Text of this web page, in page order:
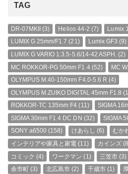
TAG
DR-07MKII(3) Helios 44-2 (7) Lumix
LUMIX G 25mm/F1.7 (21) Lumix GF3 (9)
LUMIX G VARIO 1:3.5-5.6/14-42 ASPH. (2)
MC ROKKOR-PG 50mm F1.4(52) MC
OLYMPUS M.40-150mm F4.0-5.6 R (4)
OLYMPUS M.ZUIKO DIGITAL 45mm F1.8
ROKKOR-TC 135mm F4 (11) SIGMA
SIGMA 30mm F1.4 DC DN (32) SIGMA
SONY a6500 (158) けあらし (6) むか
インテリアや家具と家電 (11) カインズ
コミック (4) ワークマン (1) 三笠市 (3)
余市町(3) 北広島市 (2) 千歳市(1)